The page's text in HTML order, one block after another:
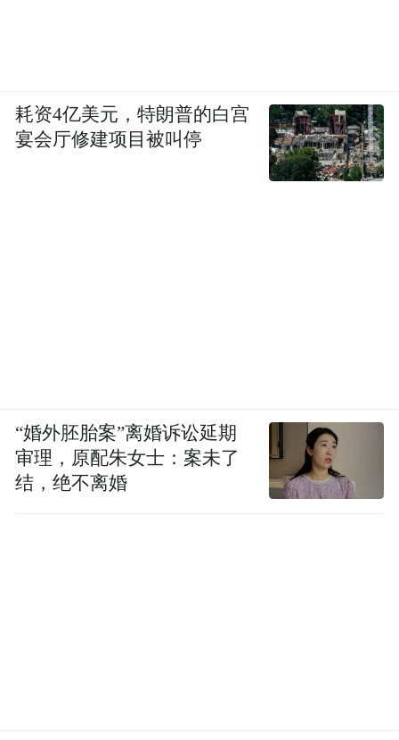
耗资4亿美元，特朗普的白宫
宴会厅修建项目被叫停
“婚外胚胎案”离婚诉讼延期
审理，原配朱女士：案未了
结，绝不离婚